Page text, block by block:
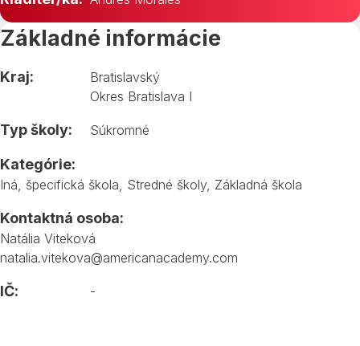
Základné informácie
Kraj:
Bratislavský
Okres Bratislava I
Typ školy: Súkromné
Kategórie:
Iná, špecifická škola Stredné školy, Základná škola
Kontaktná osoba:
Natália Viteková
natalia.vitekova@americanacademy.com
IČ: -